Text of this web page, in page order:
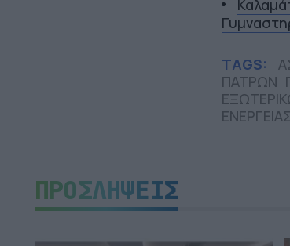
TAGS:
ΠΑΤΡΩΝ
ΕΝΕΡΓΕΙΑΣ
ΠΡΟΣΛΗΨΕΙΣ